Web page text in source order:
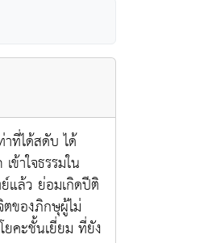
ที่ได้สดับ ได้
ข้าใจธรรมใน
ย์แล้ว ย่อมเกิดปีติ
ของภิกษุผู้ไม่
คะชั้นเยี่ยม ที่ยัง